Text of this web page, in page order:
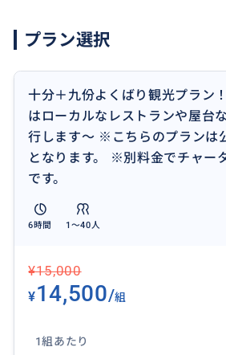
九份・・・「千と千尋の神隠し」
します
十分瀑布・・・台湾のナイアガラ
迪化街・・・台北で最も古い問屋
＊＊＊＊＊＊＊＊
もちろん上記以外もアテンド可能で
お気軽にご相談くださいませ。
当方は個人ガイドであり、お申込
にアテンドして現地をご案内しま
せんので、価格については多少割
プラン選択
十分＋九份よくばり観光プラン
はローカルなレストランや屋台
行します〜 ※こちらのプランは
となります。 ※別料金でチャー
です。
6時間 1〜40人
¥15,000
¥14,500/組
1組あたり